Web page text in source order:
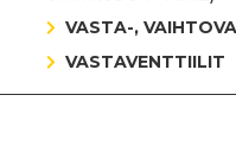
VASTA-,
VASTAVENTTIILIT